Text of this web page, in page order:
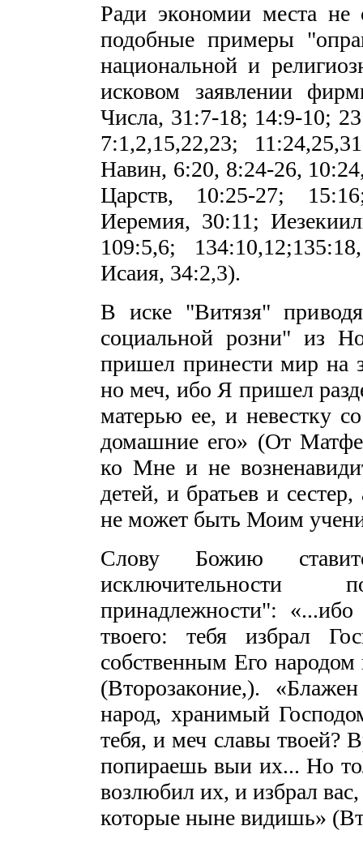
Ради экономии места не
подобные примеры
национальной и
исковом заявлении
Числа, 31:7-18; 14:9-10;
7:1,2,15,22,23;
Навин, 6:20, 8:24-26,
Царств, 10:25-27;
Иеремия, 30:11;
109:5,6;
Исаия, 34:2,3).
В иске "Витязя"
социальной розни" из
пришел принести мир на
но меч, ибо Я пришел
матерью ее, и невестку
домашние его» (От
ко Мне и не
детей, и братьев и
не может быть Моим
Слову Божию
принадлежности":
твоего: тебя избрал
собственным Его народом
(Второзаконие,).
народ, хранимый
тебя, и меч славы твоей?
попираешь выи их... Но
возлюбил их, и избрал
которые ныне видишь»